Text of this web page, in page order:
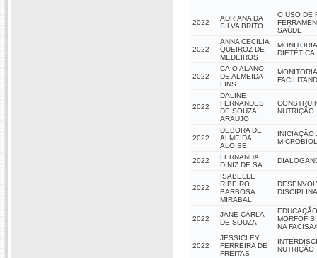
2022
ADRIANA DA
SILVA BRITO
O USO DE
SAÚDE
2022
ANNA CECILIA
QUEIROZ DE
MEDEIROS
DIETÉTICA
2022
CAIO ALANO
DE ALMEIDA
LINS
2022
DALINE
FERNANDES
DE SOUZA
ARAUJO
NUTRIÇÃO
2022
DEBORA DE
ALMEIDA
ALOISE
INICIAÇÃO
2022
FERNANDA
DINIZ DE SA
2022
ISABELLE
RIBEIRO
BARBOSA
MIRABAL
2022
JANE CARLA
DE SOUZA
NA
2022
JESSICLEY
FERREIRA DE
FREITAS
NUTRIÇÃO